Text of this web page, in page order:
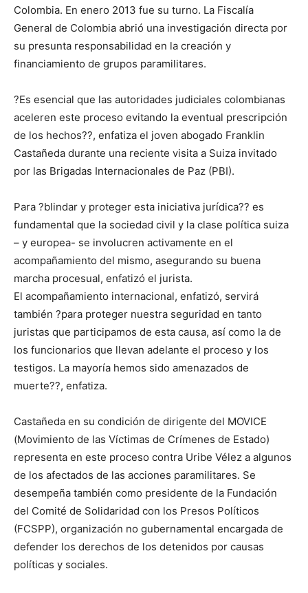
Colombia. En enero 2013 fue su turno. La Fiscalía
General de Colombia abrió una investigación directa por
su presunta responsabilidad en la creación y
financiamiento de grupos paramilitares.
?Es esencial que las autoridades judiciales colombianas
aceleren este proceso evitando la eventual prescripción
de los hechos??, enfatiza el joven abogado Franklin
Castañeda durante una reciente visita a Suiza invitado
por las Brigadas Internacionales de Paz (PBI).
Para ?blindar y proteger esta iniciativa jurídica?? es
fundamental que la sociedad civil y la clase política suiza
– y europea- se involucren activamente en el
acompañamiento del mismo, asegurando su buena
marcha procesual, enfatizó el jurista.
El acompañamiento internacional, enfatizó, servirá
también ?para proteger nuestra seguridad en tanto
juristas que participamos de esta causa, así como la de
los funcionarios que llevan adelante el proceso y los
testigos. La mayoría hemos sido amenazados de
muerte??, enfatiza.
Castañeda en su condición de dirigente del MOVICE
(Movimiento de las Víctimas de Crímenes de Estado)
representa en este proceso contra Uribe Vélez a algunos
de los afectados de las acciones paramilitares. Se
desempeña también como presidente de la Fundación
del Comité de Solidaridad con los Presos Políticos
(FCSPP), organización no gubernamental encargada de
defender los derechos de los detenidos por causas
políticas y sociales.